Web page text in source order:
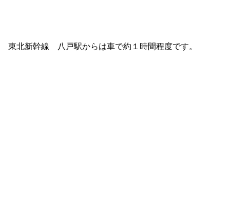
東北新幹線 八戸駅からは車で約１時間程度です。